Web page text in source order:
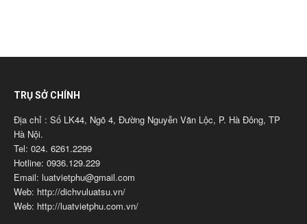
TRỤ SỞ CHÍNH
Địa chỉ : Số LK44, Ngõ 4, Đường Nguyễn Văn Lộc, P. Hà Đông, TP
Hà Nội.
Tel: 024. 6261.2299
Hotline: 0936.129.229
Email: luatvietphu@gmail.com
Web: http://dichvuluatsu.vn/
Web: http://luatvietphu.com.vn/